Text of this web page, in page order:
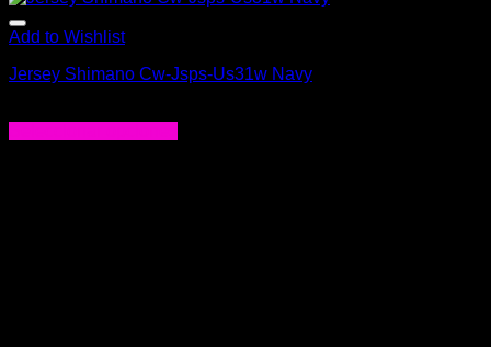
Add to Wishlist
Jersey Shimano Cw-Jsps-Us31w Navy